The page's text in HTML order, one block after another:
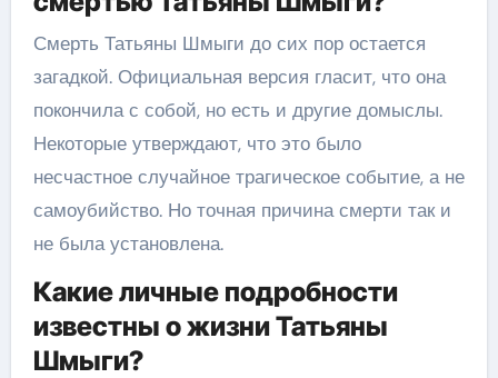
Смерть Татьяны Шмыги до сих пор остается
загадкой. Официальная версия гласит, что она
покончила с собой, но есть и другие домыслы.
Некоторые утверждают, что это было
несчастное случайное трагическое событие, а не
самоубийство. Но точная причина смерти так и
не была установлена.
Какие личные подробности
известны о жизни Татьяны
Шмыги?